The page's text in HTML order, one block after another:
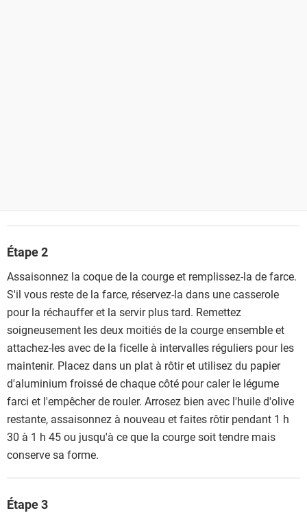
Étape 2
Assaisonnez la coque de la courge et remplissez-la de farce.
S'il vous reste de la farce, réservez-la dans une casserole
pour la réchauffer et la servir plus tard. Remettez
soigneusement les deux moitiés de la courge ensemble et
attachez-les avec de la ficelle à intervalles réguliers pour les
maintenir. Placez dans un plat à rôtir et utilisez du papier
d'aluminium froissé de chaque côté pour caler le légume
farci et l'empêcher de rouler. Arrosez bien avec l'huile d'olive
restante, assaisonnez à nouveau et faites rôtir pendant 1 h
30 à 1 h 45 ou jusqu'à ce que la courge soit tendre mais
conserve sa forme.
Étape 3